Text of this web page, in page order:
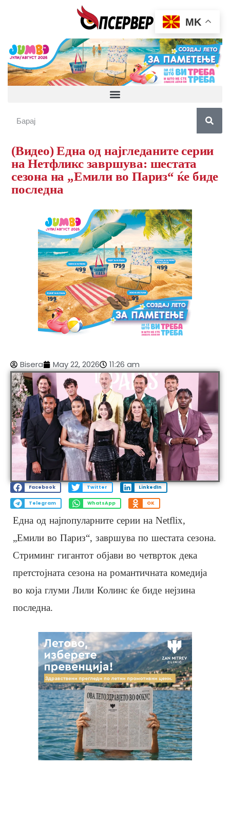
(Видео) Една од најгледаните серии
на Нетфликс завршува: шестата
сезона на „Емили во Париз“ ќе биде
последна
Bisera May 22, 2026 11:26 am
Facebook Twitter LinkedIn
Telegram WhatsApp OK
Една од најпопуларните серии на Netflix,
„Емили во Париз“, завршува по шестата сезона.
Стриминг гигантот објави во четврток дека
претстојната сезона на романтичната комедија
во која глуми Лили Колинс ќе биде нејзина
последна.
MK